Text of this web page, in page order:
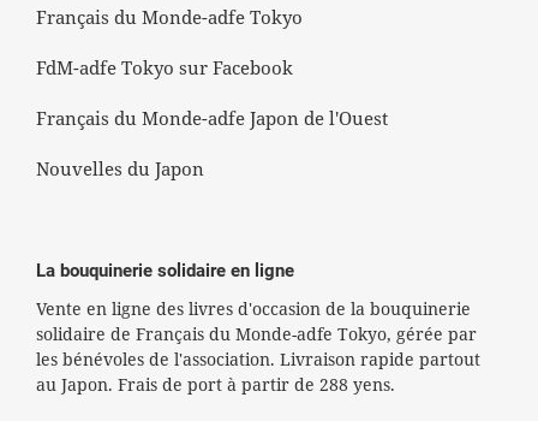
Français du Monde-adfe Tokyo
FdM-adfe Tokyo sur Facebook
Français du Monde-adfe Japon de l'Ouest
Nouvelles du Japon
La bouquinerie solidaire en ligne
Vente en ligne des livres d'occasion de la bouquinerie
solidaire de Français du Monde-adfe Tokyo, gérée par
les bénévoles de l'association. Livraison rapide partout
au Japon. Frais de port à partir de 288 yens.